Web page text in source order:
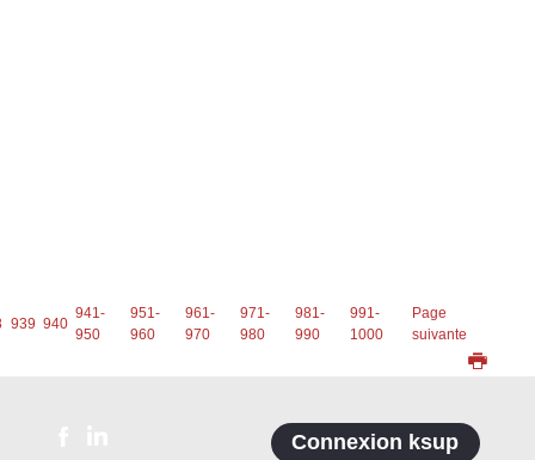
939 940
941-
950
951-
960
961-
970
971-
980
981-
990
991-
1000
Page
suivante
Connexion ksup